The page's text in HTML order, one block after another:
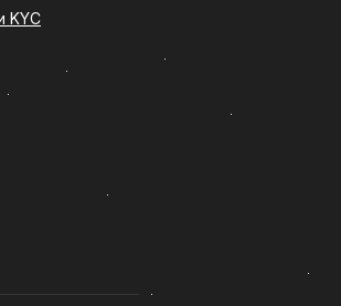
преимуществ:
KYC